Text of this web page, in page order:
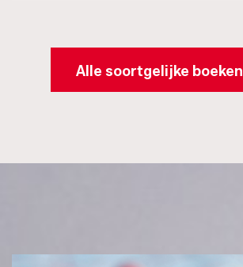
Alle soortgelijke boeken